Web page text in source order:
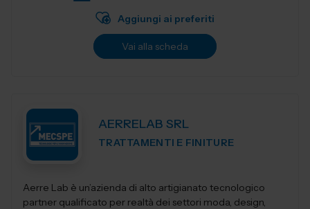
Aggiungi ai preferiti
Vai alla scheda
AERRELAB SRL
TRATTAMENTI E FINITURE
Aerre Lab è un’azienda di alto artigianato tecnologico
partner qualificato per realtà dei settori moda, design,